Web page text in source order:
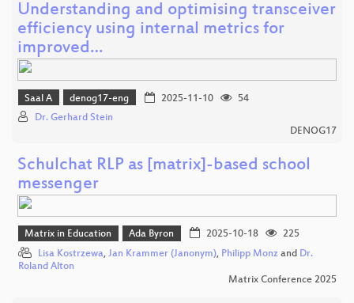
Understanding and optimising transceiver
efficiency using internal metrics for
improved…
Saal A denog17-eng 2025-11-10
54
Dr. Gerhard Stein
DENOG17
Schulchat RLP as [matrix]-based school
messenger
Matrix in Education Ada Byron 2025-10-18
225
Lisa Kostrzewa, Jan Krammer (Janonym), Philipp Monz and Dr.
Roland Alton
Matrix Conference 2025